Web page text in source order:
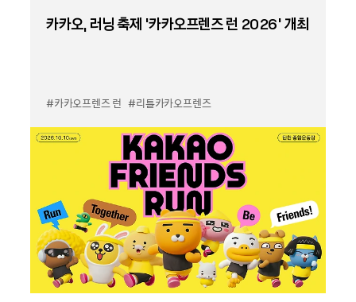
카카오, 러닝 축제 '카카오프렌즈 런 2026' 개최
#카카오프렌즈 런 #리틀카카오프렌즈